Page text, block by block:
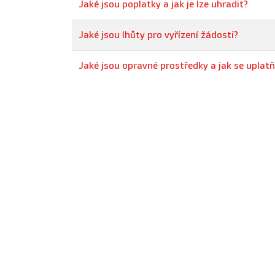
Jaké jsou poplatky a jak je lze uhradit?
Jaké jsou lhůty pro vyřízení žádosti?
Jaké jsou opravné prostředky a jak se